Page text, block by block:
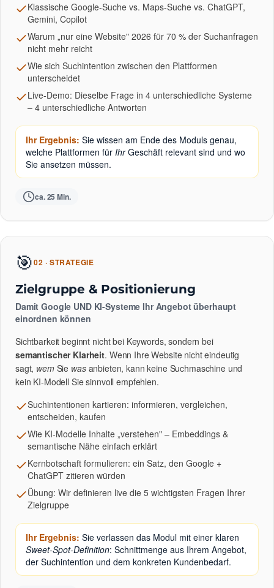
Klassische Google-Suche vs. Maps-Suche vs. ChatGPT,
Gemini, Copilot
Warum „nur eine Website" 2026 für 70 % der Suchanfragen
nicht mehr reicht
Wie sich Suchintention zwischen den Plattformen
unterscheidet
Live-Demo: Dieselbe Frage in 4 unterschiedliche Systeme
– 4 unterschiedliche Antworten
Ihr Ergebnis: Sie wissen am Ende des Moduls genau,
welche Plattformen für IhrGeschäft relevant sind und wo
Sie ansetzen müssen.
ca. 25 Min.
🎯02 · STRATEGIE
Zielgruppe & Positionierung
Damit Google UND KI-Systeme Ihr Angebot überhaupt
einordnen können
Sichtbarkeit beginnt nicht bei Keywords, sondern bei
semantischer Klarheit. Wenn Ihre Website nicht eindeutig
sagt, wemSie wasanbieten, kann keine Suchmaschine und
kein KI-Modell Sie sinnvoll empfehlen.
Suchintentionen kartieren: informieren, vergleichen,
entscheiden, kaufen
Wie KI-Modelle Inhalte „verstehen" – Embeddings &
semantische Nähe einfach erklärt
Kernbotschaft formulieren: ein Satz, den Google +
ChatGPT zitieren würden
Übung: Wir definieren live die 5 wichtigsten Fragen Ihrer
Zielgruppe
Ihr Ergebnis: Sie verlassen das Modul mit einer klaren
Sweet-Spot-Definition: Schnittmenge aus Ihrem Angebot,
der Suchintention und dem konkreten Kundenbedarf.